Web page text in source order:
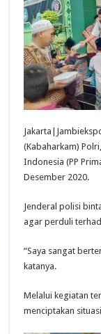
(Kabaharkam)
Indonesia (PP
Desember 2020.
Jenderal polisi
agar perduli
“Saya sangat
katanya.
Melalui kegiatan
menciptakan